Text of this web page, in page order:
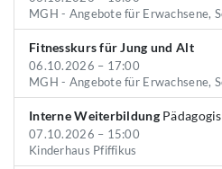
MGH - Angebote für Erwachsene,
Fitnesskurs für Jung und Alt
06.10.2026 – 17:00
MGH - Angebote für Erwachsene,
Interne Weiterbildung
07.10.2026 – 15:00
Kinderhaus Pfiffikus